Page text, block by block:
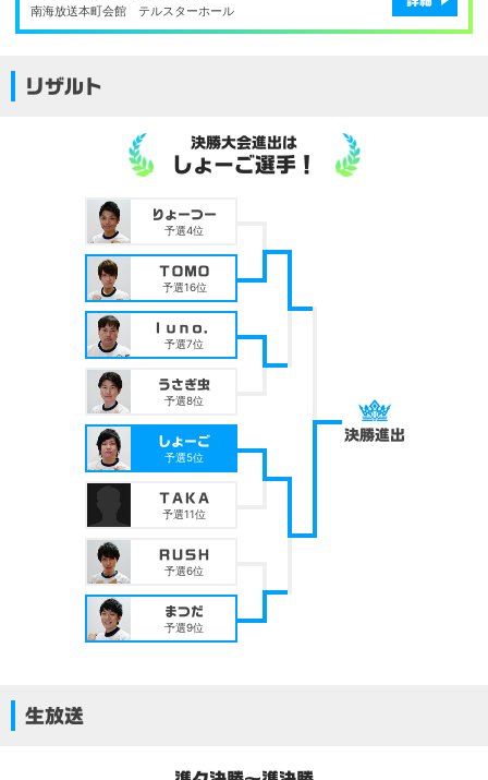
南海放送本町会館 テルスターホール
リザルト
決勝大会進出は
しょーご選手！
りょーつー
予選4位
ＴＯＭＯ
予選16位
ｌｕｎｏ．
予選7位
うさぎ虫
予選8位
しょーご
予選5位
ＴＡＫＡ
予選11位
ＲＵＳＨ
予選6位
まつだ
予選9位
決勝進出
生放送